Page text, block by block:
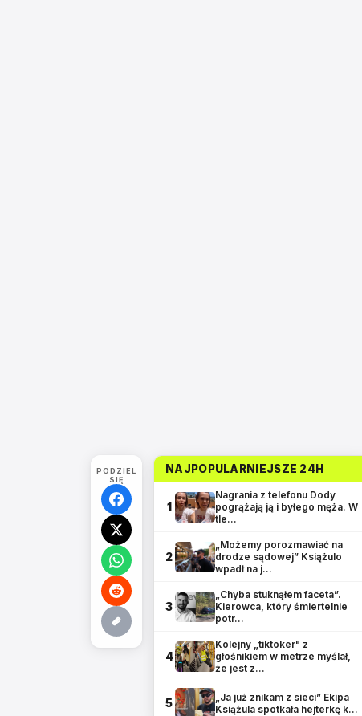
PODZIEL
SIĘ
NAJPOPULARNIEJSZE 24H
1
Nagrania z telefonu Dody
pogrążają ją i byłego męża. W
tle…
2
„Możemy porozmawiać na
drodze sądowej” Książulo
wpadł na j…
3
„Chyba stuknąłem faceta”.
Kierowca, który śmiertelnie
potr…
4
Kolejny „tiktoker" z
głośnikiem w metrze myślał,
że jest z…
5
„Ja już znikam z sieci” Ekipa
Książula spotkała hejterkę k…